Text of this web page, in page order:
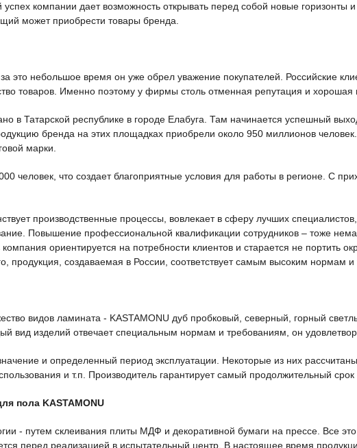
компании дает возможность открывать перед собой новые горизонты и
может приобрести товары бренда.
это небольшое время он уже обрел уважение покупателей. Российские
товаров. Именно поэтому у фирмы столь отменная репутация и хорошая
в Татарской республике в городе Елабуга. Там начинается успешный
бренда на этих площадках приобрели около 950 миллионов
марки.
человек, что создает благоприятные условия для работы в регионе. С
производственные процессы, вовлекает в сферу лучших
Повышение профессиональной квалификации сотрудников – тоже
ориентируется на потребности клиентов и старается не портить
продукция, создаваемая в России, соответствует самым высоким нормам
видов ламината - KASTAMONU дуб пробковый, северный, горный
вид изделий отвечает специальным нормам и требованиям, он
и определенный период эксплуатации. Некоторые из них
и т.п. Производитель гарантирует самый продолжительный
пола KASTAMONU
- путем склеивания плиты МДФ и декоративной бумаги на прессе. Все
перед реализацией в испытательный центр. В настоящее время